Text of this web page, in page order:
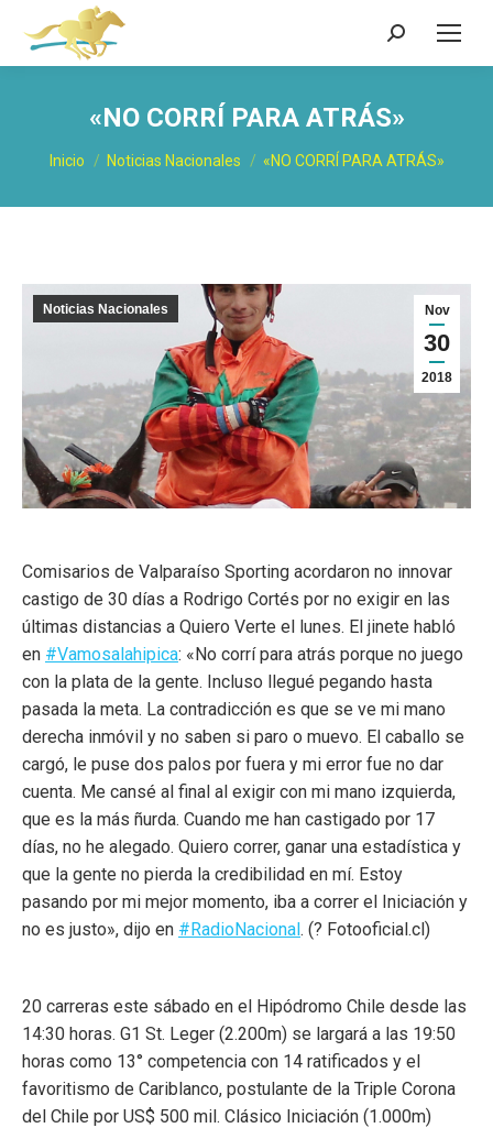
Buscar:
«NO CORRÍ PARA ATRÁS»
Estás aquí:
Inicio Noticias Nacionales «NO CORRÍ PARA ATRÁS»
Nov
30
2018
Noticias Nacionales
Comisarios de Valparaíso Sporting acordaron no innovar
castigo de 30 días a Rodrigo Cortés por no exigir en las
últimas distancias a Quiero Verte el lunes. El jinete habló
en #Vamosalahipica: «No corrí para atrás porque no juego
con la plata de la gente. Incluso llegué pegando hasta
pasada la meta. La contradicción es que se ve mi mano
derecha inmóvil y no saben si paro o muevo. El caballo se
cargó, le puse dos palos por fuera y mi error fue no dar
cuenta. Me cansé al final al exigir con mi mano izquierda,
que es la más ñurda. Cuando me han castigado por 17
días, no he alegado. Quiero correr, ganar una estadística y
que la gente no pierda la credibilidad en mí. Estoy
pasando por mi mejor momento, iba a correr el Iniciación y
no es justo», dijo en #RadioNacional. (? Fotooficial.cl)
20 carreras este sábado en el Hipódromo Chile desde las
14:30 horas. G1 St. Leger (2.200m) se largará a las 19:50
horas como 13° competencia con 14 ratificados y el
favoritismo de Cariblanco, postulante de la Triple Corona
del Chile por US$ 500 mil. Clásico Iniciación (1.000m)